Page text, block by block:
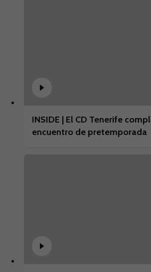
INSIDE | El CD Tenerife
encuentro de pretemporada